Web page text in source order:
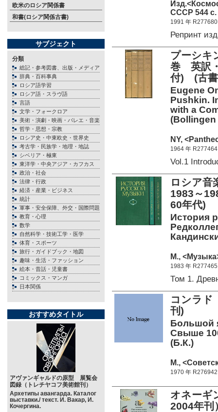
欧米のロシア関係書
和書(ロシア関係古書)
サブジェクト
分類
総記・参考図書、出版・メディア
辞典・百科事典
ロシア語学習
ロシア語・スラヴ語
言語
文学・フォークロア
美術・演劇・映画・バレエ・音楽
哲学・思想・宗教
ロシア史・中東欧史・世界史
考古学・民族学・地理・地誌
シベリア・極東
東洋学・中央アジア・カフカス
政治・社会
法律・行政
経済・産業・ビジネス
統計
軍事・安全保障、外交・国際問題
教育・心理
数学
自然科学・技術工学・医学
体育・スポーツ
旅行・ガイドブック・地図
趣味・生活・ファッション
絵本・昔話・児童書
コミックス・マンガ
日本関係
おすすめタイトル
アヴァンギャルドの原型 展覧会
図録（トレチヤコフ美術館刊）
Архетипы авангарда. Каталог
выставки./ текст. И. Вакар, И.
Кочергина.
СССР 544 c.
1991 年 R277680
Репринт
プーシ
巻 英訳
付) (古書
Eugene
Pushkin.
with a
(Bollingen
NY,
1964 年 R277464
Vol.1
ロシア
1983～
60年代)
История
М.,
1983 年 R277465
Том 1.
コンラ
刊)
Большой
Свыше
(Б.К.)
М.,
1970 年 R276942
オネー
2004年刊